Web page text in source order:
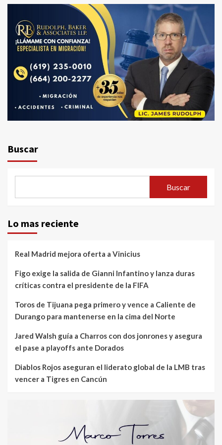
Buscar
Buscar
Lo mas reciente
Real Madrid mejora oferta a Vinicius
Figo exige la salida de Gianni Infantino y lanza duras
críticas contra el presidente de la FIFA
Toros de Tijuana pega primero y vence a Caliente de
Durango para mantenerse en la cima del Norte
Jared Walsh guía a Charros con dos jonrones y asegura
el pase a playoffs ante Dorados
Diablos Rojos aseguran el liderato global de la LMB tras
vencer a Tigres en Cancún